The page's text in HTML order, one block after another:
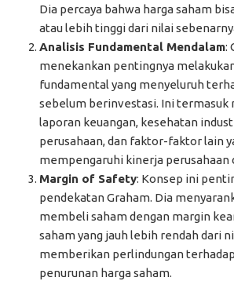
Dia percaya bahwa harga saham
atau lebih tinggi dari nilai
Analisis Fundamental Mendalam:
menekankan pentingnya
fundamental yang menyeluruh
sebelum berinvestasi. Ini termasuk
laporan keuangan, kesehatan
perusahaan, dan faktor-faktor lain
mempengaruhi kinerja perusahaan
Margin of Safety: Konsep ini
pendekatan Graham. Dia
membeli saham dengan margin
saham yang jauh lebih rendah dari
memberikan perlindungan
penurunan harga saham.